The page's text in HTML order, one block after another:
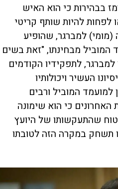
בבהירות כי הוא האיש
להיות שותף קריטי
למברגר, שהופיע
מבחינתו, "זאת בשים
לתפקידיו הקודמים
העשיר ויכולותיו
המוביל ורבים
האחרונים כי הוא שימונה
שהתעקשותו של היועץ
תשחק במקרה הזה לטובתו